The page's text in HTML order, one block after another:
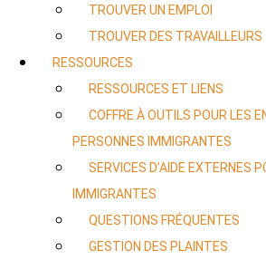
TROUVER UN EMPLOI
TROUVER DES TRAVAILLEURS
RESSOURCES
RESSOURCES ET LIENS
COFFRE À OUTILS POUR LES
PERSONNES IMMIGRANTES
SERVICES D’AIDE EXTERNES
IMMIGRANTES
QUESTIONS FRÉQUENTES
GESTION DES PLAINTES